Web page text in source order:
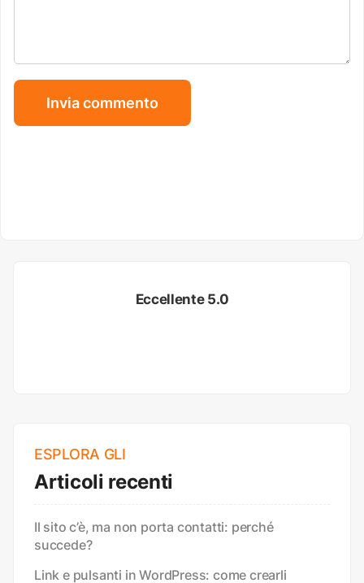
Eccellente 5.0
ESPLORA GLI
Articoli recenti
Il sito c’è, ma non porta contatti: perché
succede?
Link e pulsanti in WordPress: come crearli